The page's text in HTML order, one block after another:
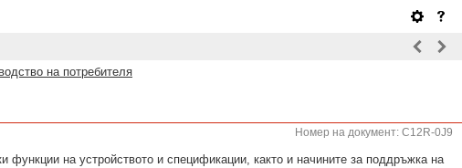
на потребителя
Номер на документ: C12R-0J9
на устройството и спецификации, както и начините за поддръжка на